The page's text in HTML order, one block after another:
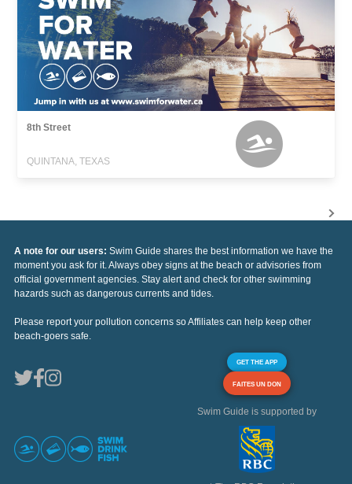
8th Street
QUINTANA, TEXAS
A note for our users: Swim Guide shares the best information we have the
moment you ask for it. Always obey signs at the beach or advisories from
official government agencies. Stay alert and check for other swimming
hazards such as dangerous currents and tides.
Please report your pollution concerns so Affiliates can help keep other
beach-goers safe.
GET THE APP
FAITES UN DON
Swim Guide is supported by